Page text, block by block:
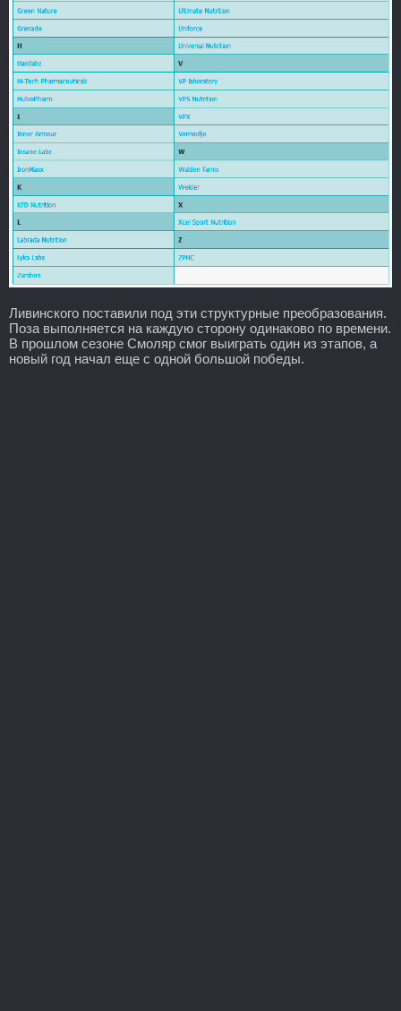
Ливинского поставили под эти структурные преобразования.
Поза выполняется на каждую сторону одинаково по времени.
В прошлом сезоне Смоляр смог выиграть один из этапов, а
новый год начал еще с одной большой победы.